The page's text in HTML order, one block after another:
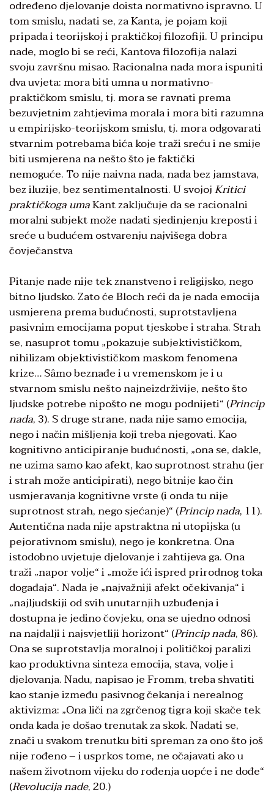
određeno djelovanje doista normativno ispravno. U
tom smislu, nadati se, za Kanta, je pojam koji
pripada i teorijskoj i praktičkoj filozofiji. U principu
nade, moglo bi se reći, Kantova filozofija nalazi
svoju završnu misao. Racionalna nada mora ispuniti
dva uvjeta: mora biti umna u normativno-
praktičkom smislu, tj. mora se ravnati prema
bezuvjetnim zahtjevima morala i mora biti razumna
u empirijsko-teorijskom smislu, tj. mora odgovarati
stvarnim potrebama bića koje traži sreću i ne smije
biti usmjerena na nešto što je faktički
nemoguće. To nije naivna nada, nada bez jamstava,
bez iluzije, bez sentimentalnosti. U svojojKritici
praktičkoga umaKant zaključuje da se racionalni
moralni subjekt može nadati sjedinjenju kreposti i
sreće u budućem ostvarenju najvišega dobra
čovječanstva
Pitanje nade nije tek znanstveno i religijsko, nego
bitno ljudsko. Zato će Bloch reći da je nada emocija
usmjerena prema budućnosti, suprotstavljena
pasivnim emocijama poput tjeskobe i straha. Strah
se, nasuprot tomu „pokazuje subjektivističkom,
nihilizam objektivističkom maskom fenomena
krize… Sâmo beznađe i u vremenskom je i u
stvarnom smislu nešto najneizdrživije, nešto što
ljudske potrebe nipošto ne mogu podnijeti“ (Princip
nada, 3). S druge strane, nada nije samo emocija,
nego i način mišljenja koji treba njegovati. Kao
kognitivno anticipiranje budućnosti, „ona se, dakle,
ne uzima samo kao afekt, kao suprotnost strahu (jer
i strah može anticipirati), nego bitnije kao čin
usmjeravanja kognitivne vrste (i onda tu nije
suprotnost strah, nego sjećanje)“ (Princip nada, 11).
Autentična nada nije apstraktna ni utopijska (u
pejorativnom smislu), nego je konkretna. Ona
istodobno uvjetuje djelovanje i zahtijeva ga. Ona
traži „napor volje“ i „može ići ispred prirodnog toka
događaja“. Nada je „najvažniji afekt očekivanja“ i
„najljudskiji od svih unutarnjih uzbuđenja i
dostupna je jedino čovjeku, ona se ujedno odnosi
na najdalji i najsvjetliji horizont“ (Princip nada, 86).
Ona se suprotstavlja moralnoj i političkoj paralizi
kao produktivna sinteza emocija, stava, volje i
djelovanja. Nadu, napisao je Fromm, treba shvatiti
kao stanje između pasivnog čekanja i nerealnog
aktivizma: „Ona liči na zgrčenog tigra koji skače tek
onda kada je došao trenutak za skok. Nadati se,
znači u svakom trenutku biti spreman za ono što još
nije rođeno – i usprkos tome, ne očajavati ako u
našem životnom vijeku do rođenja uopće i ne dođe“
(Revolucija nade, 20.)